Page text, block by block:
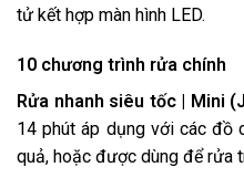
tử kết hợp màn hình LED.
10 chương trình rửa chính
Rửa nhanh siêu tốc | Mini
14 phút áp dụng với các đồ
quả, hoặc được dùng để rửa